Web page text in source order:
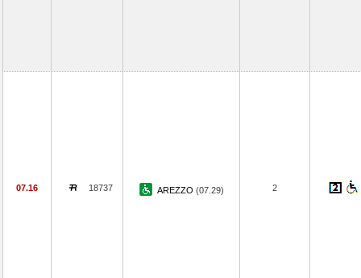
07.16 18737 AREZZO (07.29) 2